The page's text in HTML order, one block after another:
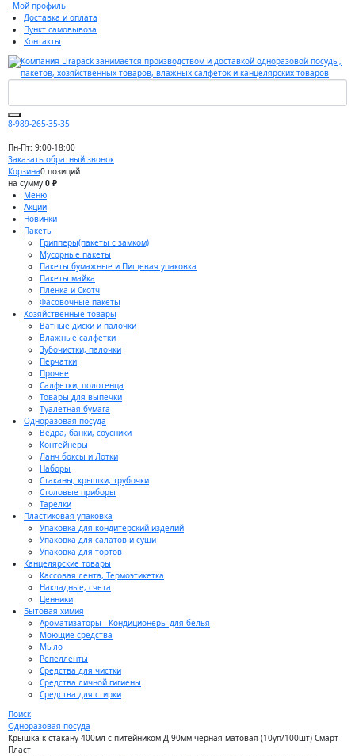
Мой профиль
Доставка и оплата
Пункт самовывоза
Контакты
8-989-265-35-35
Пн-Пт: 9:00-18:00
Заказать обратный звонок
Корзина0 позиций
на сумму 0 ₽
Меню
Акции
Новинки
Пакеты
Грипперы(пакеты с замком)
Мусорные пакеты
Пакеты бумажные и Пищевая упаковка
Пакеты майка
Пленка и Скотч
Фасовочные пакеты
Хозяйственные товары
Ватные диски и палочки
Влажные салфетки
Зубочистки, палочки
Перчатки
Прочее
Салфетки, полотенца
Товары для выпечки
Туалетная бумага
Одноразовая посуда
Ведра, банки, соусники
Контейнеры
Ланч боксы и Лотки
Наборы
Стаканы, крышки, трубочки
Столовые приборы
Тарелки
Пластиковая упаковка
Упаковка для кондитерский изделий
Упаковка для салатов и суши
Упаковка для тортов
Канцелярские товары
Кассовая лента, Термоэтикетка
Накладные, счета
Ценники
Бытовая химия
Ароматизаторы - Кондиционеры для белья
Моющие средства
Мыло
Репелленты
Средства для чистки
Средства личной гигиены
Средства для стирки
Поиск
Одноразовая посуда
Крышка к стакану 400мл с питейником Д 90мм черная матовая (10уп/100шт) Смарт
Пласт